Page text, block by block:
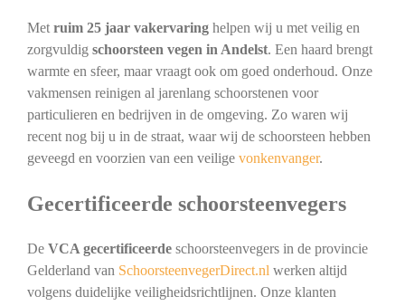
Metruim 25 jaar vakervaringhelpen wij u met veilig en
zorgvuldig schoorsteen vegen in Andelst. Een haard brengt
warmte en sfeer, maar vraagt ook om goed onderhoud. Onze
vakmensen reinigen al jarenlang schoorstenen voor
particulieren en bedrijven in de omgeving. Zo waren wij
recent nog bij u in de straat, waar wij de schoorsteen hebben
geveegd en voorzien van een veilige vonkenvanger.
Gecertificeerde schoorsteenvegers
De VCA gecertificeerdeschoorsteenvegers in de provincie
Gelderland van SchoorsteenvegerDirect.nl werken altijd
volgens duidelijke veiligheidsrichtlijnen. Onze klanten